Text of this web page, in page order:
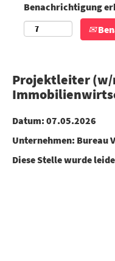
Benachrichtigung
Projektleiter (w/
Datum: 07.05.2026
Unternehmen: Bureau
Diese Stelle wurde